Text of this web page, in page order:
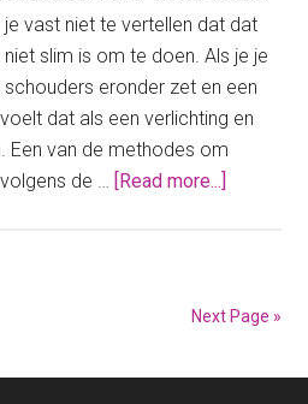
je vast niet te vertellen dat dat
niet slim is om te doen. Als je je
schouders eronder zet en een
dat als een verlichting en
Een van de methodes om
de …
[Read more...]
met
Next Page »